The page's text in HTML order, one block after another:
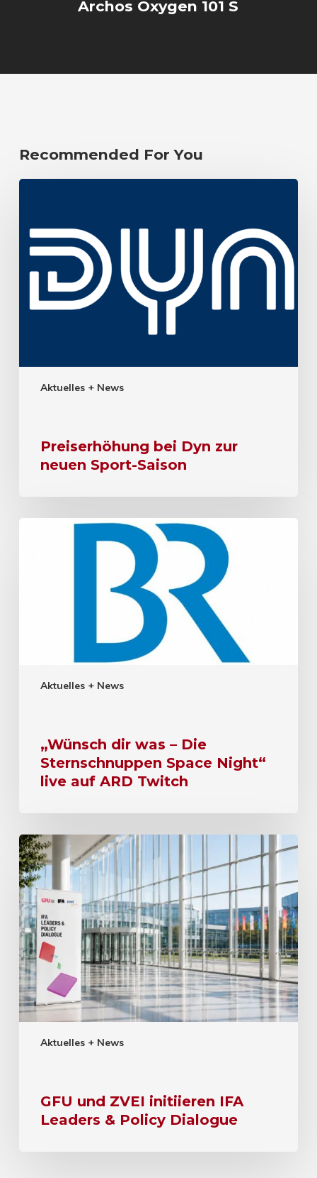
Archos Oxygen 101 S
Recommended For You
Aktuelles + News
Preiserhöhung bei Dyn zur
neuen Sport-Saison
Aktuelles + News
„Wünsch dir was – Die
Sternschnuppen Space Night“
live auf ARD Twitch
Aktuelles + News
GFU und ZVEI initiieren IFA
Leaders & Policy Dialogue